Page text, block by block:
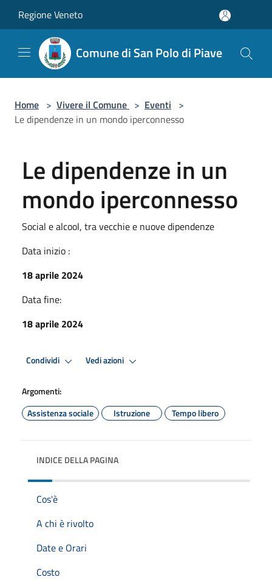
Regione Veneto
Comune di San Polo di Piave
Home > Vivere il Comune > Eventi >
Le dipendenze in un mondo iperconnesso
Le dipendenze in un
mondo iperconnesso
Social e alcool, tra vecchie e nuove dipendenze
Data inizio :
18 aprile 2024
Data fine:
18 aprile 2024
Condividi Vedi azioni
Argomenti:
Assistenza sociale
Istruzione Tempo libero
INDICE DELLA PAGINA
Cos'è
A chi è rivolto
Date e Orari
Costo